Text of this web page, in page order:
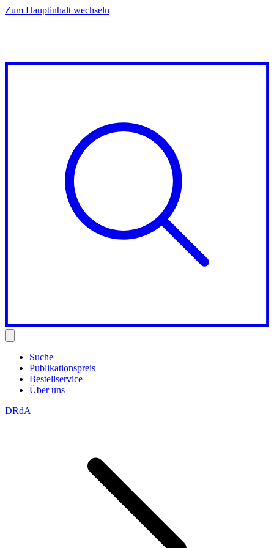
Zum Hauptinhalt wechseln
Suche
Publikationspreis
Bestellservice
Über uns
DRdA